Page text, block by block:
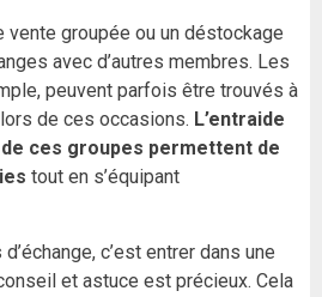
vente groupée ou un déstockage
avec d’autres membres. Les
peuvent parfois être trouvés à
de ces occasions. L’entraide
ces groupes permettent de
tout en s’équipant
c’est entrer dans une
et astuce est précieux. Cela